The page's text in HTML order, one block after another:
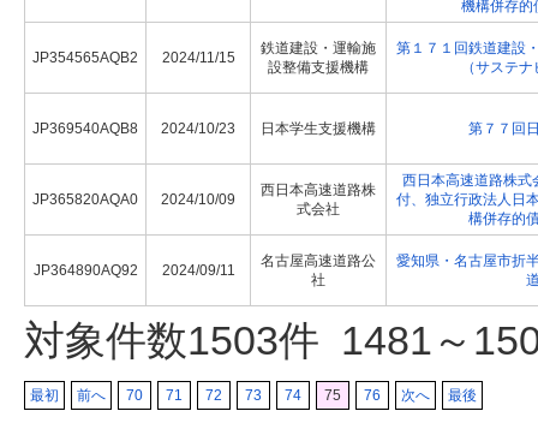
機構併存的
JP354565AQB2 2024/11/15
鉄道建設・運輸施
設整備支援機構
第１７１回鉄道建設
（サステ
JP369540AQB8 2024/10/23 日本学生支援機構 第７７回
JP365820AQA0 2024/10/09
西日本高速道路株
式会社
西日本高速道路株式
付、独立行政法人日
構併存的
JP364890AQ92 2024/09/11
名古屋高速道路公
社
愛知県・名古屋市折
対象件数1503件 1481～
最初 前へ 70 71 72 73 74 75 76 次へ 最後